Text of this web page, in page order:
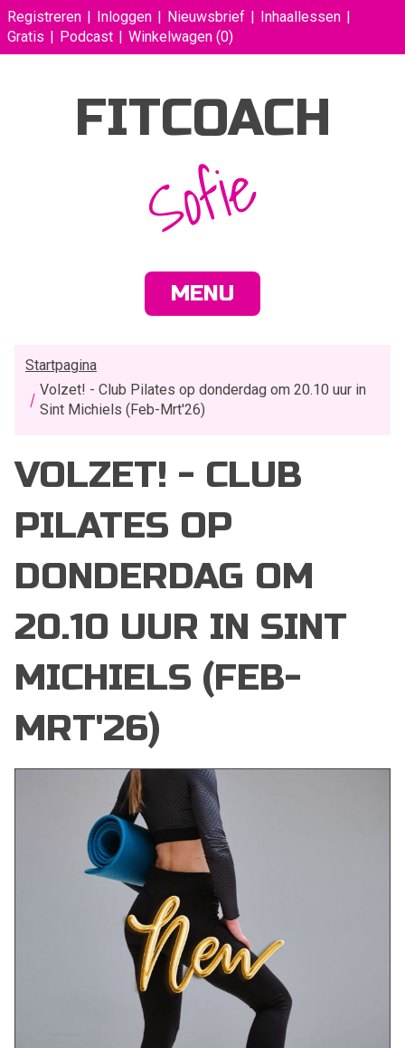
Registreren Inloggen Nieuwsbrief
Inhaallessen
Gratis
Podcast Winkelwagen (0)
FITCOACH
Sofie
MENU
Startpagina
Volzet! - Club Pilates op donderdag om 20.10 uur in
Sint Michiels (Feb-Mrt'26)
VOLZET! - CLUB
PILATES OP
DONDERDAG OM
20.10 UUR IN SINT
MICHIELS (FEB-
MRT'26)